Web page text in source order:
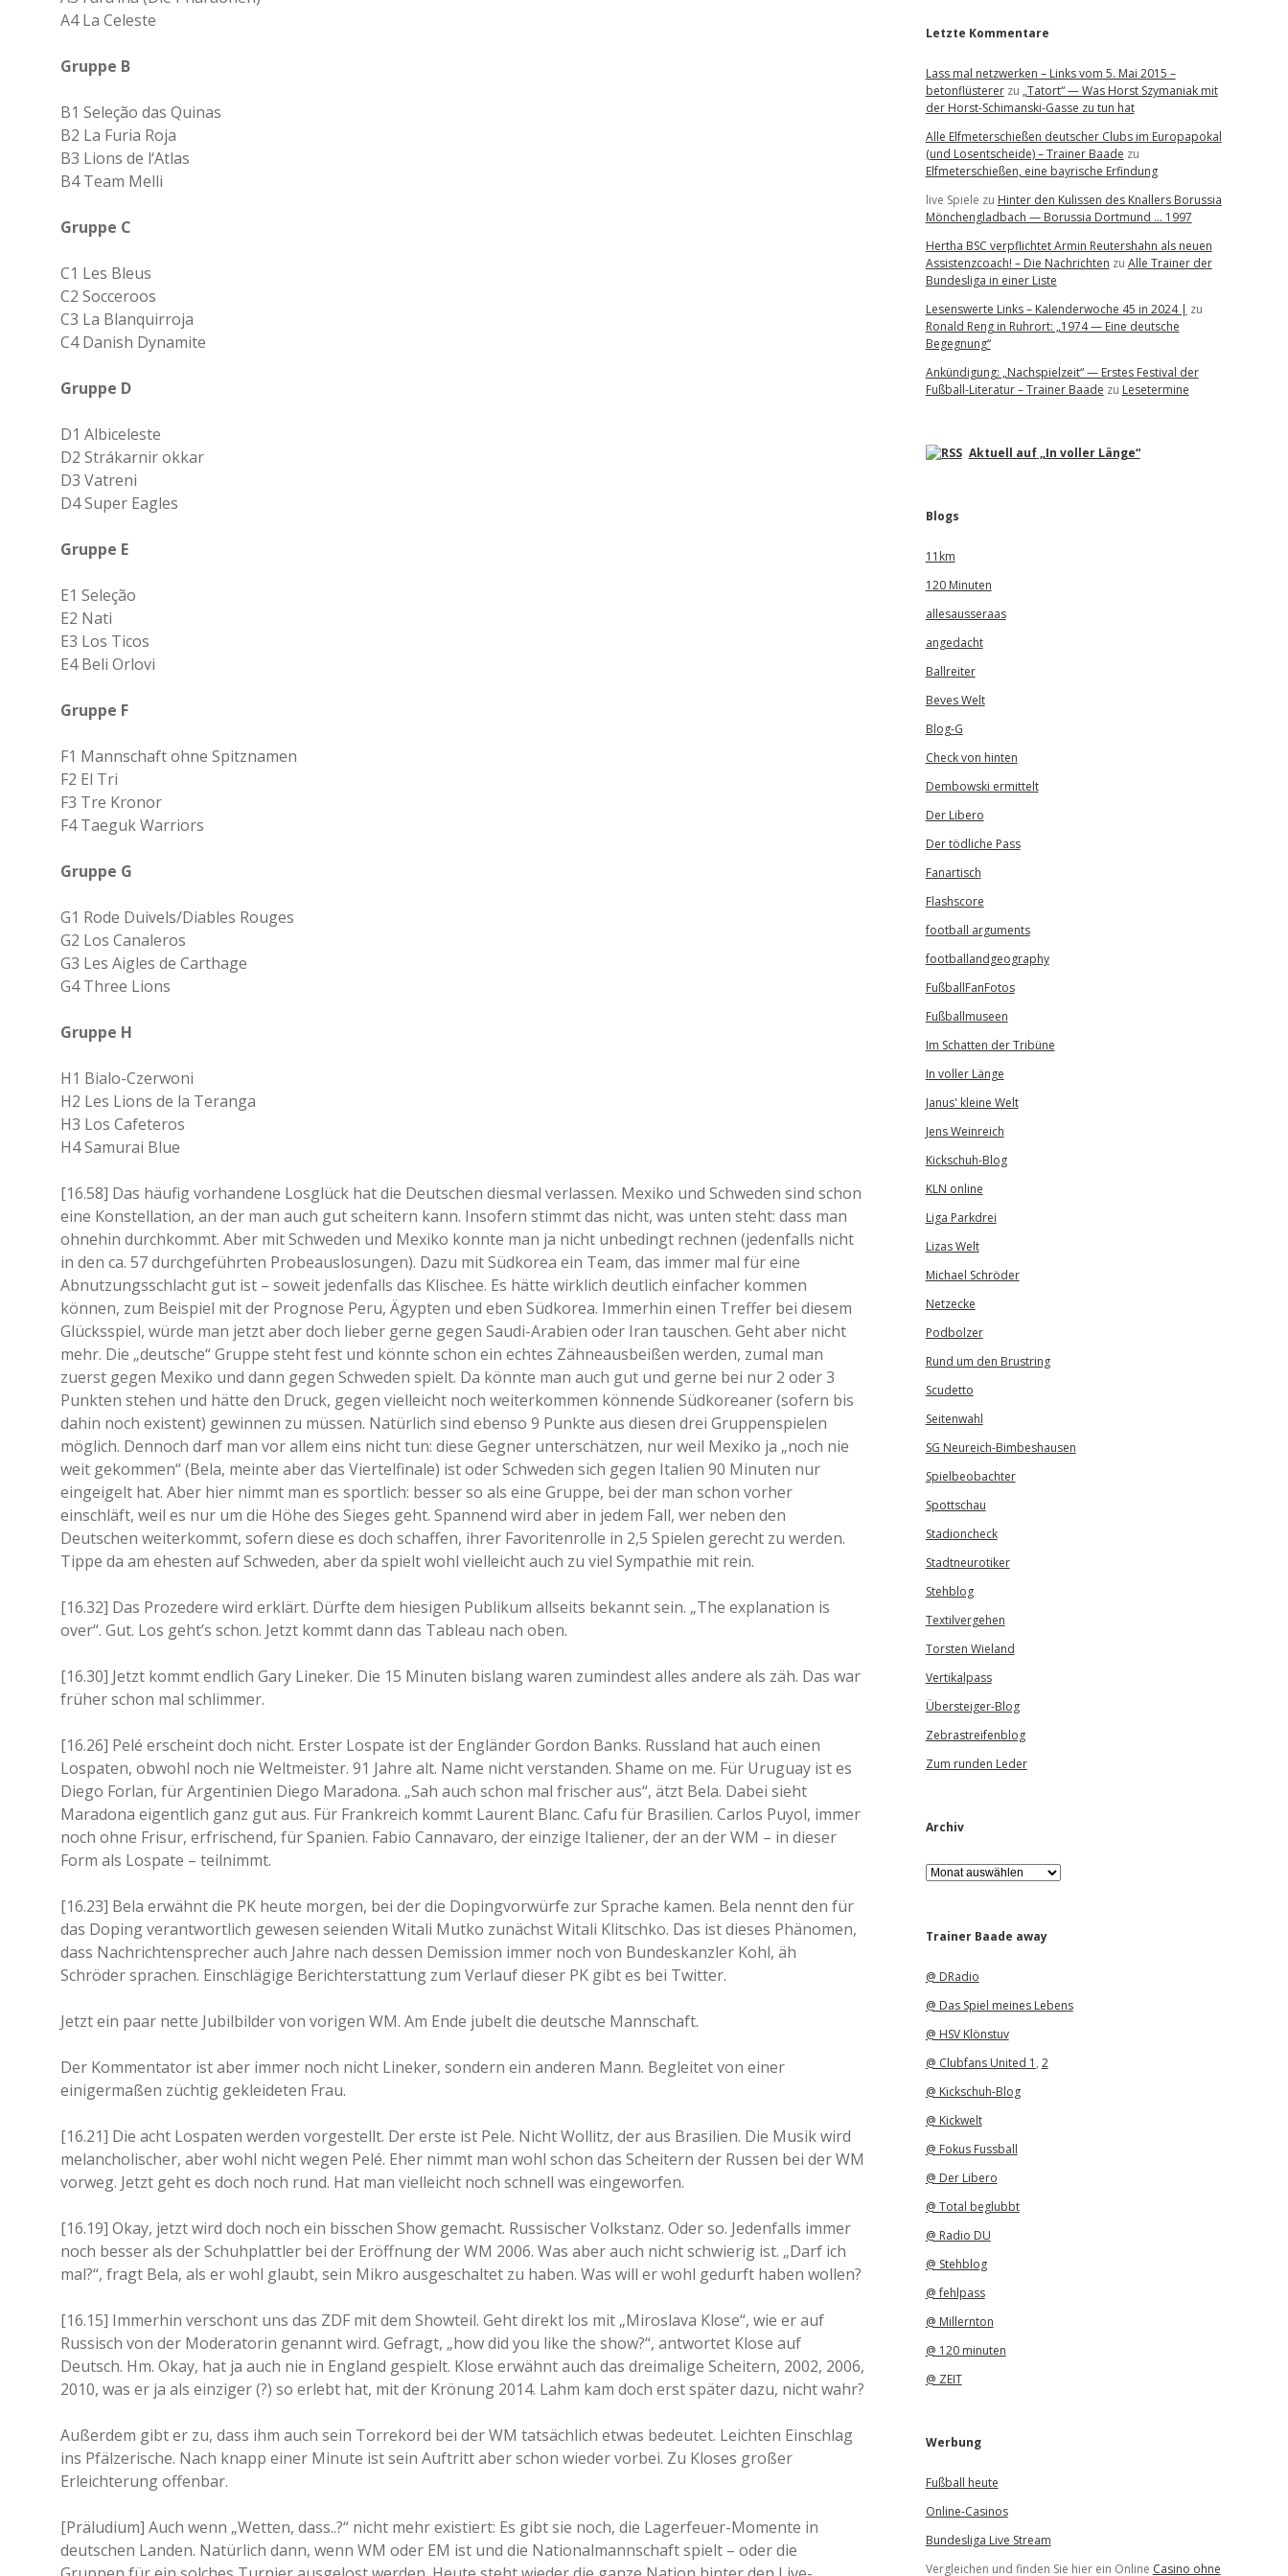
A4 La Celeste
Gruppe B
B1 Seleção das Quinas
B2 La Furia Roja
B3 Lions de l‘Atlas
B4 Team Melli
Gruppe C
C1 Les Bleus
C2 Socceroos
C3 La Blanquirroja
C4 Danish Dynamite
Gruppe D
D1 Albiceleste
D2 Strákarnir okkar
D3 Vatreni
D4 Super Eagles
Gruppe E
E1 Seleção
E2 Nati
E3 Los Ticos
E4 Beli Orlovi
Gruppe F
F1 Mannschaft ohne Spitznamen
F2 El Tri
F3 Tre Kronor
F4 Taeguk Warriors
Gruppe G
G1 Rode Duivels/Diables Rouges
G2 Los Canaleros
G3 Les Aigles de Carthage
G4 Three Lions
Gruppe H
H1 Bialo-Czerwoni
H2 Les Lions de la Teranga
H3 Los Cafeteros
H4 Samurai Blue
[16.58] Das häufig vorhandene Losglück hat die Deutschen diesmal verlassen. Mexiko und Schweden sind schon
eine Konstellation, an der man auch gut scheitern kann. Insofern stimmt das nicht, was unten steht: dass man
ohnehin durchkommt. Aber mit Schweden und Mexiko konnte man ja nicht unbedingt rechnen (jedenfalls nicht
in den ca. 57 durchgeführten Probeauslosungen). Dazu mit Südkorea ein Team, das immer mal für eine
Abnutzungsschlacht gut ist – soweit jedenfalls das Klischee. Es hätte wirklich deutlich einfacher kommen
können, zum Beispiel mit der Prognose Peru, Ägypten und eben Südkorea. Immerhin einen Treffer bei diesem
Glücksspiel, würde man jetzt aber doch lieber gerne gegen Saudi-Arabien oder Iran tauschen. Geht aber nicht
mehr. Die „deutsche“ Gruppe steht fest und könnte schon ein echtes Zähneausbeißen werden, zumal man
zuerst gegen Mexiko und dann gegen Schweden spielt. Da könnte man auch gut und gerne bei nur 2 oder 3
Punkten stehen und hätte den Druck, gegen vielleicht noch weiterkommen könnende Südkoreaner (sofern bis
dahin noch existent) gewinnen zu müssen. Natürlich sind ebenso 9 Punkte aus diesen drei Gruppenspielen
möglich. Dennoch darf man vor allem eins nicht tun: diese Gegner unterschätzen, nur weil Mexiko ja „noch nie
weit gekommen“ (Bela, meinte aber das Viertelfinale) ist oder Schweden sich gegen Italien 90 Minuten nur
eingeigelt hat. Aber hier nimmt man es sportlich: besser so als eine Gruppe, bei der man schon vorher
einschläft, weil es nur um die Höhe des Sieges geht. Spannend wird aber in jedem Fall, wer neben den
Deutschen weiterkommt, sofern diese es doch schaffen, ihrer Favoritenrolle in 2,5 Spielen gerecht zu werden.
Tippe da am ehesten auf Schweden, aber da spielt wohl vielleicht auch zu viel Sympathie mit rein.
[16.32] Das Prozedere wird erklärt. Dürfte dem hiesigen Publikum allseits bekannt sein. „The explanation is
over“. Gut. Los geht’s schon. Jetzt kommt dann das Tableau nach oben.
[16.30] Jetzt kommt endlich Gary Lineker. Die 15 Minuten bislang waren zumindest alles andere als zäh. Das war
früher schon mal schlimmer.
[16.26] Pelé erscheint doch nicht. Erster Lospate ist der Engländer Gordon Banks. Russland hat auch einen
Lospaten, obwohl noch nie Weltmeister. 91 Jahre alt. Name nicht verstanden. Shame on me. Für Uruguay ist es
Diego Forlan, für Argentinien Diego Maradona. „Sah auch schon mal frischer aus“, ätzt Bela. Dabei sieht
Maradona eigentlich ganz gut aus. Für Frankreich kommt Laurent Blanc. Cafu für Brasilien. Carlos Puyol, immer
noch ohne Frisur, erfrischend, für Spanien. Fabio Cannavaro, der einzige Italiener, der an der WM – in dieser
Form als Lospate – teilnimmt.
[16.23] Bela erwähnt die PK heute morgen, bei der die Dopingvorwürfe zur Sprache kamen. Bela nennt den für
das Doping verantwortlich gewesen seienden Witali Mutko zunächst Witali Klitschko. Das ist dieses Phänomen,
dass Nachrichtensprecher auch Jahre nach dessen Demission immer noch von Bundeskanzler Kohl, äh
Schröder sprachen. Einschlägige Berichterstattung zum Verlauf dieser PK gibt es bei Twitter.
Jetzt ein paar nette Jubilbilder von vorigen WM. Am Ende jubelt die deutsche Mannschaft.
Der Kommentator ist aber immer noch nicht Lineker, sondern ein anderen Mann. Begleitet von einer
einigermaßen züchtig gekleideten Frau.
[16.21] Die acht Lospaten werden vorgestellt. Der erste ist Pele. Nicht Wollitz, der aus Brasilien. Die Musik wird
melancholischer, aber wohl nicht wegen Pelé. Eher nimmt man wohl schon das Scheitern der Russen bei der WM
vorweg. Jetzt geht es doch noch rund. Hat man vielleicht noch schnell was eingeworfen.
[16.19] Okay, jetzt wird doch noch ein bisschen Show gemacht. Russischer Volkstanz. Oder so. Jedenfalls immer
noch besser als der Schuhplattler bei der Eröffnung der WM 2006. Was aber auch nicht schwierig ist. „Darf ich
mal?“, fragt Bela, als er wohl glaubt, sein Mikro ausgeschaltet zu haben. Was will er wohl gedurft haben wollen?
[16.15] Immerhin verschont uns das ZDF mit dem Showteil. Geht direkt los mit „Miroslava Klose“, wie er auf
Russisch von der Moderatorin genannt wird. Gefragt, „how did you like the show?“, antwortet Klose auf
Deutsch. Hm. Okay, hat ja auch nie in England gespielt. Klose erwähnt auch das dreimalige Scheitern, 2002, 2006,
2010, was er ja als einziger (?) so erlebt hat, mit der Krönung 2014. Lahm kam doch erst später dazu, nicht wahr?
Außerdem gibt er zu, dass ihm auch sein Torrekord bei der WM tatsächlich etwas bedeutet. Leichten Einschlag
ins Pfälzerische. Nach knapp einer Minute ist sein Auftritt aber schon wieder vorbei. Zu Kloses großer
Erleichterung offenbar.
[Präludium] Auch wenn „Wetten, dass..?“ nicht mehr existiert: Es gibt sie noch, die Lagerfeuer-Momente in
deutschen Landen. Natürlich dann, wenn WM oder EM ist und die Nationalmannschaft spielt – oder die
Letzte Kommentare
Lass mal netzwerken – Links vom 5. Mai 2015 –
betonflüstererzu „Tatort“ — Was Horst Szymaniak mit
der Horst-Schimanski-Gasse zu tun hat
Alle Elfmeterschießen deutscher Clubs im Europapokal
(und Losentscheide) – Trainer Baade zu
Elfmeterschießen, eine bayrische Erfindung
live Spiele zu Hinter den Kulissen des Knallers Borussia
Mönchengladbach — Borussia Dortmund … 1997
Hertha BSC verpflichtet Armin Reutershahn als neuen
Assistenzcoach! – Die Nachrichten zu Alle Trainer der
Bundesliga in einer Liste
Lesenswerte Links – Kalenderwoche 45 in 2024 | zu
Ronald Reng in Ruhrort: „1974 — Eine deutsche
Begegnung“
Ankündigung: „Nachspielzeit“ — Erstes Festival der
Fußball-Literatur – Trainer Baade zu Lesetermine
Aktuell auf „In voller Länge“
Blogs
11km
120 Minuten
allesausseraas
angedacht
Ballreiter
Beves Welt
Blog-G
Check von hinten
Dembowski ermittelt
Der Libero
Der tödliche Pass
Fanartisch
Flashscore
football arguments
footballandgeography
FußballFanFotos
Fußballmuseen
Im Schatten der Tribüne
In voller Länge
Janus' kleine Welt
Jens Weinreich
Kickschuh-Blog
KLN online
Liga Parkdrei
Lizas Welt
Michael Schröder
Netzecke
Podbolzer
Rund um den Brustring
Scudetto
Seitenwahl
SG Neureich-Bimbeshausen
Spielbeobachter
Spottschau
Stadioncheck
Stadtneurotiker
Stehblog
Textilvergehen
Torsten Wieland
Vertikalpass
Übersteiger-Blog
Zebrastreifenblog
Zum runden Leder
Archiv
A
r
iTrainer Baade away
@ DRadio
@ Das Spiel meines Lebens
@ HSV Klönstuv
@ Clubfans United 1 , 2
@ Kickschuh-Blog
@ Kickwelt
@ Fokus Fussball
@ Der Libero
@ Total beglubbt
@ Radio DU
@ Stehblog
@ fehlpass
@ Millernton
@ 120 minuten
@ ZEIT
Werbung
Fußball heute
Online-Casinos
Bundesliga Live Stream
Vergleichen und finden Sie hier ein Online Casino ohne